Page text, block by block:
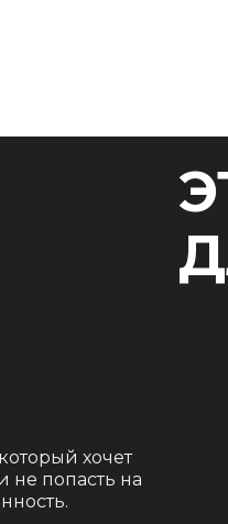
хочет
не попасть на